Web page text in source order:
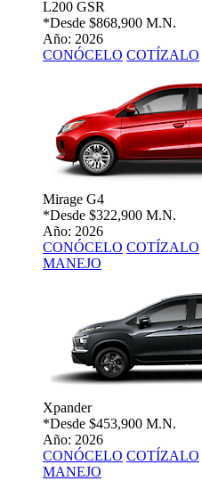
L200 GSR
*Desde $868,900 M.N.
Año: 2026
CONÓCELO COTÍZALO
Mirage G4
*Desde $322,900 M.N.
Año: 2026
CONÓCELO COTÍZALO
MANEJO
Xpander
*Desde $453,900 M.N.
Año: 2026
CONÓCELO COTÍZALO
MANEJO